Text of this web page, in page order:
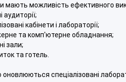
мають можливість ефективного
аудиторії;
кабінети і лабораторії;
та комп'ютерне обладнання;
зали;
та готель.
оновлюються спеціалізовані